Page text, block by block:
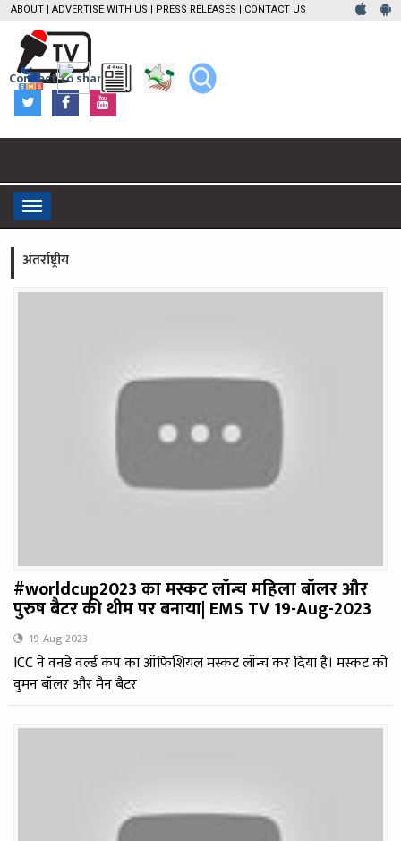
ABOUT | ADVERTISE WITH US | PRESS RELEASES | CONTACT US
Connect to share
Toggle
navigation
अंतर्राष्ट्रीय
#worldcup2023 का मस्कट लॉन्च महिला बॉलर और
पुरुष बैटर की थीम पर बनाया| EMS TV 19-Aug-2023
19-Aug-2023
ICC ने वनडे वर्ल्ड कप का ऑफिशियल मस्कट लॉन्च कर दिया है। मस्कट को
वुमन बॉलर और मैन बैटर